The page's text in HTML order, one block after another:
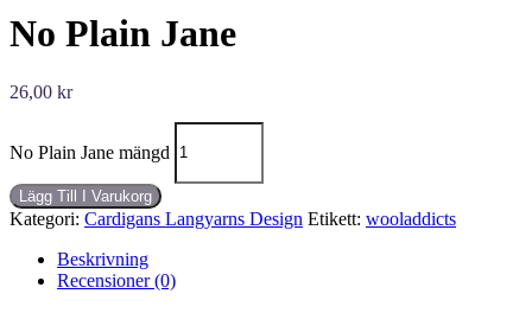
No Plain Jane
26,00 kr
No Plain Jane mängd
Lägg Till I Varukorg
Kategori: Cardigans Langyarns Design Etikett: wooladdicts
Beskrivning
Recensioner (0)